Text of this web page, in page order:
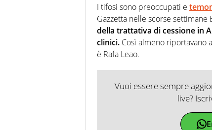
I tifosi sono preoccupati e
Gazzetta nelle scorse
della trattativa di cessione in
clinici. Così almeno riportavano
è Rafa Leao.
Vuoi essere sempre
live?